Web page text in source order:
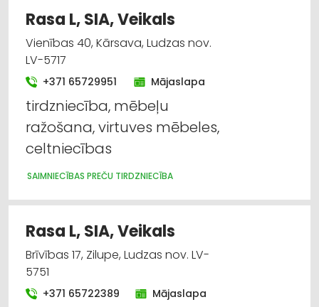
Rasa L, SIA, Veikals
Vienības 40, Kārsava, Ludzas nov.
LV-5717
+371 65729951 Mājaslapa
tirdzniecība, mēbeļu
ražošana, virtuves mēbeles,
celtniecības
SAIMNIECĪBAS PREČU TIRDZNIECĪBA
Rasa L, SIA, Veikals
Brīvības 17, Zilupe, Ludzas nov. LV-
5751
+371 65722389 Mājaslapa